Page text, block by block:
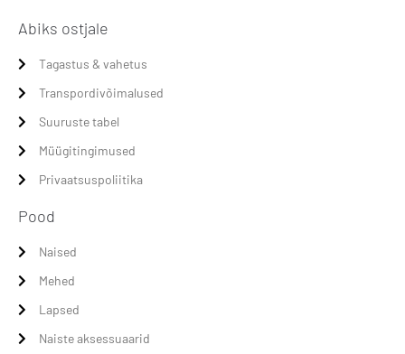
Abiks ostjale
Tagastus & vahetus
Transpordivõimalused
Suuruste tabel
Müügitingimused
Privaatsuspoliitika
Pood
Naised
Mehed
Lapsed
Naiste aksessuaarid